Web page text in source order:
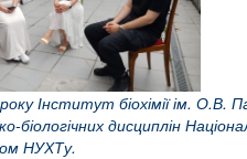
Інститут біохімії ім. О.В.
біологічних дисциплін
НУХТу.